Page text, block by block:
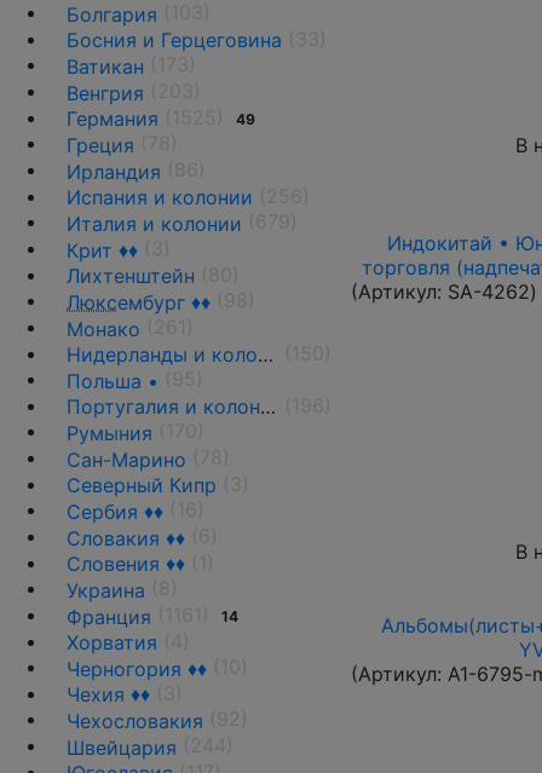
Болгария
Босния и Герцеговина
Ватикан
Венгрия
Германия
49
Греция
Ирландия
Испания и колонии
Италия и колонии
Крит ♦♦
Лихтенштейн
Люксембург ♦♦
Монако
Нидерланды и колонии
Польша •
Португалия и колонии
Румыния
Сан-Марино
Северный Кипр
Сербия ♦♦
Словакия ♦♦
Словения ♦♦
Украина
Франция
14
Хорватия
Черногория ♦♦
Чехия ♦♦
Чехословакия
Швейцария
В
Индокитай •
торговля
(Артикул: SA-4262)
В
(Артикул: A1-6795-